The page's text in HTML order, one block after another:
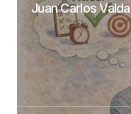
Juan Carlos Valda